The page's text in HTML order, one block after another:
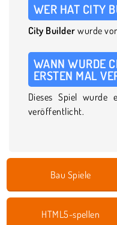
WER HAT CITY
City Builder wurde
WANN WURDE
ERSTEN MAL
Dieses Spiel wurde
veröffentlicht.
Bau Spiele
HTML5-spellen